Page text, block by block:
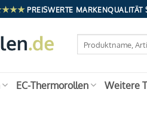
PREISWERTE
nach:
EC-Thermorollen Weitere